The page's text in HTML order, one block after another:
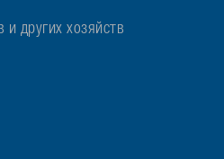
и других хозяйств